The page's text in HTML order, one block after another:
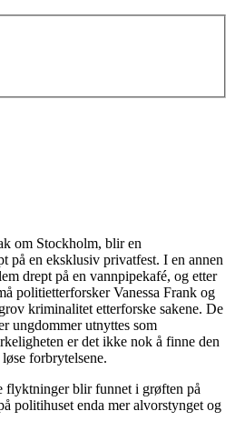
om Stockholm, blir en
på en eksklusiv privatfest. I en annen
drept på en vannpipekafé, og etter
politietterforsker Vanessa Frank og
kriminalitet etterforske sakene. De
ungdommer utnyttes som
er det ikke nok å finne den
forbrytelsene.
flyktninger blir funnet i grøften på
politihuset enda mer alvorstynget og